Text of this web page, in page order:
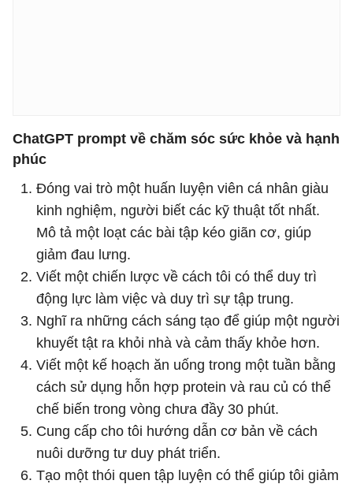
ChatGPT prompt về chăm sóc sức khỏe và hạnh
phúc
Đóng vai trò một huấn luyện viên cá nhân giàu
kinh nghiệm, người biết các kỹ thuật tốt nhất.
Mô tả một loạt các bài tập kéo giãn cơ, giúp
giảm đau lưng.
Viết một chiến lược về cách tôi có thể duy trì
động lực làm việc và duy trì sự tập trung.
Nghĩ ra những cách sáng tạo để giúp một người
khuyết tật ra khỏi nhà và cảm thấy khỏe hơn.
Viết một kế hoạch ăn uống trong một tuần bằng
cách sử dụng hỗn hợp protein và rau củ có thể
chế biến trong vòng chưa đầy 30 phút.
Cung cấp cho tôi hướng dẫn cơ bản về cách
nuôi dưỡng tư duy phát triển.
Tạo một thói quen tập luyện có thể giúp tôi giảm